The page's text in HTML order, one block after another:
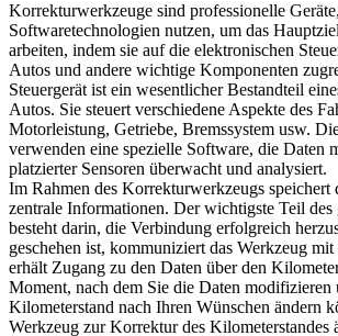
Korrekturwerkzeuge sind professionelle
Softwaretechnologien nutzen, um das
arbeiten, indem sie auf die elektronischen
Autos und andere wichtige Komponenten
Steuergerät ist ein wesentlicher Bestandteil
Autos. Sie steuert verschiedene Aspekte des
Motorleistung, Getriebe, Bremssystem usw.
verwenden eine spezielle Software, die Daten
platzierter Sensoren überwacht und analysiert.
Im Rahmen des Korrekturwerkzeugs speichert
zentrale Informationen. Der wichtigste Teil des
besteht darin, die Verbindung erfolgreich
geschehen ist, kommuniziert das Werkzeug mit
erhält Zugang zu den Daten über den
Moment, nach dem Sie die Daten modifizieren
Kilometerstand nach Ihren Wünschen ändern
Werkzeug zur Korrektur des Kilometerstandes